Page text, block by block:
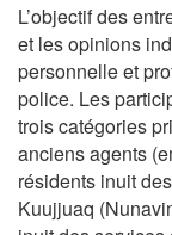
L’objectif des
et les opinions
personnelle et
police. Les
trois catégories
anciens agents
résidents inuit
Kuujjuaq